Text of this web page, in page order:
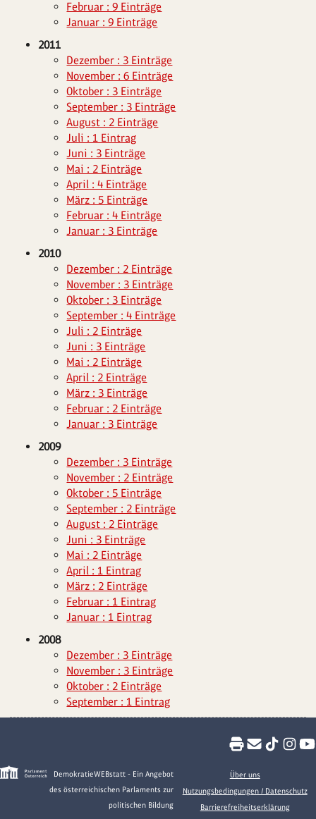
Februar : 9 Einträge
Januar : 9 Einträge
2011
Dezember : 3 Einträge
November : 6 Einträge
Oktober : 3 Einträge
September : 3 Einträge
August : 2 Einträge
Juli : 1 Eintrag
Juni : 3 Einträge
Mai : 2 Einträge
April : 4 Einträge
März : 5 Einträge
Februar : 4 Einträge
Januar : 3 Einträge
2010
Dezember : 2 Einträge
November : 3 Einträge
Oktober : 3 Einträge
September : 4 Einträge
Juli : 2 Einträge
Juni : 3 Einträge
Mai : 2 Einträge
April : 2 Einträge
März : 3 Einträge
Februar : 2 Einträge
Januar : 3 Einträge
2009
Dezember : 3 Einträge
November : 2 Einträge
Oktober : 5 Einträge
September : 2 Einträge
August : 2 Einträge
Juni : 3 Einträge
Mai : 2 Einträge
April : 1 Eintrag
März : 2 Einträge
Februar : 1 Eintrag
Januar : 1 Eintrag
2008
Dezember : 3 Einträge
November : 3 Einträge
Oktober : 2 Einträge
September : 1 Eintrag
DemokratieWEBstatt - Ein Angebot
des österreichischen Parlaments zur
politischen Bildung
Über uns
Nutzungsbedingungen / Datenschutz
Barrierefreiheitserklärung